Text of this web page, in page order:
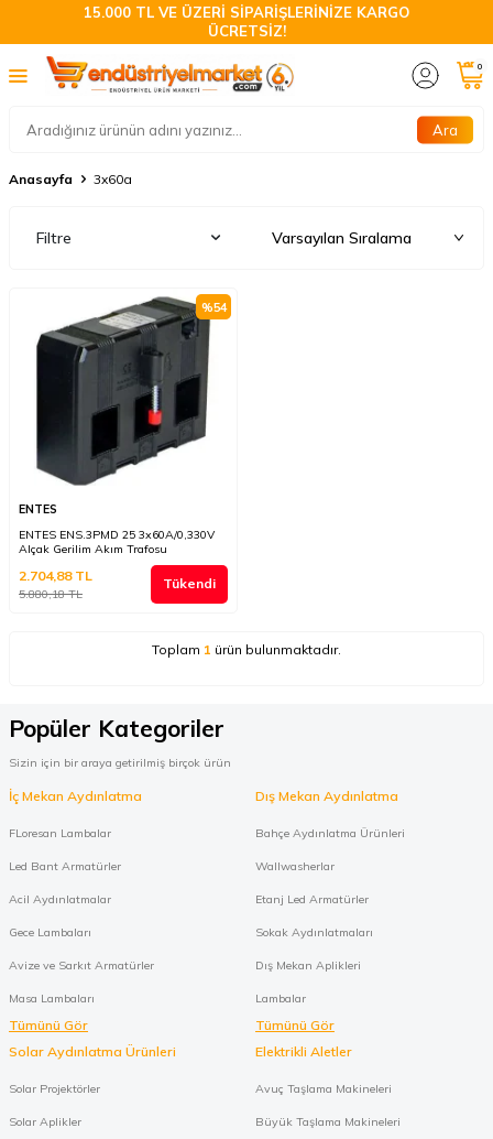
15.000 TL VE ÜZERİ SİPARİŞLERİNİZE KARGO
ÜCRETSİZ!
Ara
0
Anasayfa 3x60a
Filtre
%54
ENTES
ENTES ENS.3PMD 25 3x60A/0,330V
Alçak Gerilim Akım Trafosu
5.880,18TL
2.704,88TL Tükendi
Toplam 1 ürün bulunmaktadır.
Popüler Kategoriler
Sizin için bir araya getirilmiş birçok ürün
İç Mekan Aydınlatma
FLoresan Lambalar
Led Bant Armatürler
Acil Aydınlatmalar
Gece Lambaları
Avize ve Sarkıt Armatürler
Masa Lambaları
Tümünü Gör
Dış Mekan Aydınlatma
Bahçe Aydınlatma Ürünleri
Wallwasherlar
Etanj Led Armatürler
Sokak Aydınlatmaları
Dış Mekan Aplikleri
Lambalar
Tümünü Gör
Solar Aydınlatma Ürünleri
Solar Projektörler
Solar Aplikler
Elektrikli Aletler
Avuç Taşlama Makineleri
Büyük Taşlama Makineleri